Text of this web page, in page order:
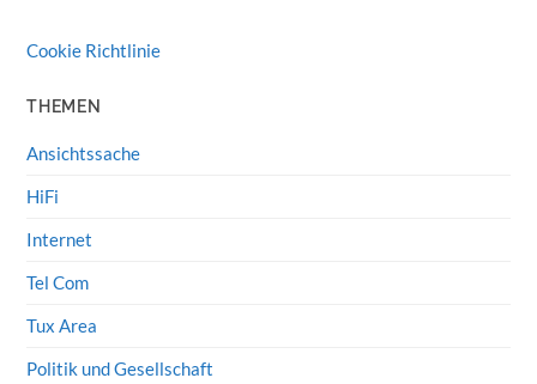
Cookie Richtlinie
THEMEN
Ansichtssache
HiFi
Internet
Tel Com
Tux Area
Politik und Gesellschaft